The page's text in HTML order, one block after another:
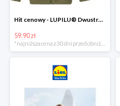
Hit cenowy - LUPILU® Dwustronna kurtka dziecięca z polarem
59.90 zł
*najniższa cena z 30 dni przed obniżką